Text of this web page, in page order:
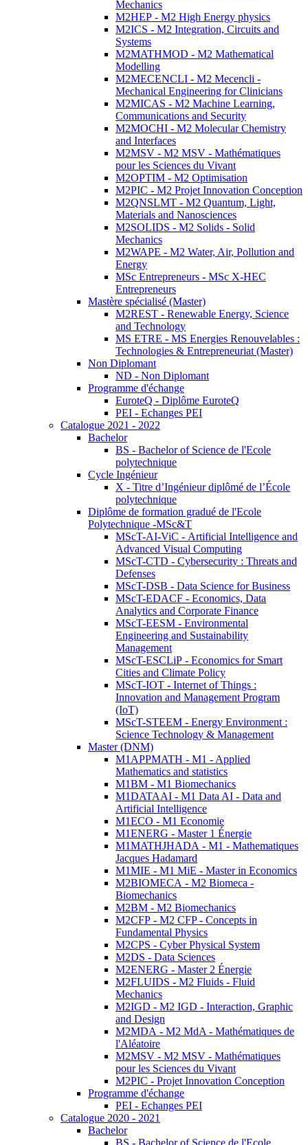
Mechanics
M2HEP - M2 High Energy physics
M2ICS - M2 Integration, Circuits and
Systems
M2MATHMOD - M2 Mathematical
Modelling
M2MECENCLI - M2 Mecencli -
Mechanical Engineering for Clinicians
M2MICAS - M2 Machine Learning,
Communications and Security
M2MOCHI - M2 Molecular Chemistry
and Interfaces
M2MSV - M2 MSV - Mathématiques
pour les Sciences du Vivant
M2OPTIM - M2 Optimisation
M2PIC - M2 Projet Innovation Conception
M2QNSLMT - M2 Quantum, Light,
Materials and Nanosciences
M2SOLIDS - M2 Solids - Solid
Mechanics
M2WAPE - M2 Water, Air, Pollution and
Energy
MSc Entrepreneurs - MSc X-HEC
Entrepreneurs
Mastère spécialisé (Master)
M2REST - Renewable Energy, Science
and Technology
MS ETRE - MS Energies Renouvelables :
Technologies & Entrepreneuriat (Master)
Non Diplomant
ND - Non Diplomant
Programme d'échange
EuroteQ - Diplôme EuroteQ
PEI - Echanges PEI
Catalogue 2021 - 2022
Bachelor
BS - Bachelor of Science de l'Ecole
polytechnique
Cycle Ingénieur
X - Titre d’Ingénieur diplômé de l’École
polytechnique
Diplôme de formation gradué de l'Ecole
Polytechnique -MSc&T
MScT-AI-ViC - Artificial Intelligence and
Advanced Visual Computing
MScT-CTD - Cybersecurity : Threats and
Defenses
MScT-DSB - Data Science for Business
MScT-EDACF - Economics, Data
Analytics and Corporate Finance
MScT-EESM - Environmental
Engineering and Sustainability
Management
MScT-ESCLiP - Economics for Smart
Cities and Climate Policy
MScT-IOT - Internet of Things :
Innovation and Management Program
(IoT)
MScT-STEEM - Energy Environment :
Science Technology & Management
Master (DNM)
M1APPMATH - M1 - Applied
Mathematics and statistics
M1BM - M1 Biomechanics
M1DATAAI - M1 Data AI - Data and
Artificial Intelligence
M1ECO - M1 Economie
M1ENERG - Master 1 Énergie
M1MATHJHADA - M1 - Mathematiques
Jacques Hadamard
M1MIE - M1 MiE - Master in Economics
M2BIOMECA - M2 Biomeca -
Biomechanics
M2BM - M2 Biomechanics
M2CFP - M2 CFP - Concepts in
Fundamental Physics
M2CPS - Cyber Physical System
M2DS - Data Sciences
M2ENERG - Master 2 Énergie
M2FLUIDS - M2 Fluids - Fluid
Mechanics
M2IGD - M2 IGD - Interaction, Graphic
and Design
M2MDA - M2 MdA - Mathématiques de
l'Aléatoire
M2MSV - M2 MSV - Mathématiques
pour les Sciences du Vivant
M2PIC - Projet Innovation Conception
Programme d'échange
PEI - Echanges PEI
Catalogue 2020 - 2021
Bachelor
BS - Bachelor of Science de l'Ecole